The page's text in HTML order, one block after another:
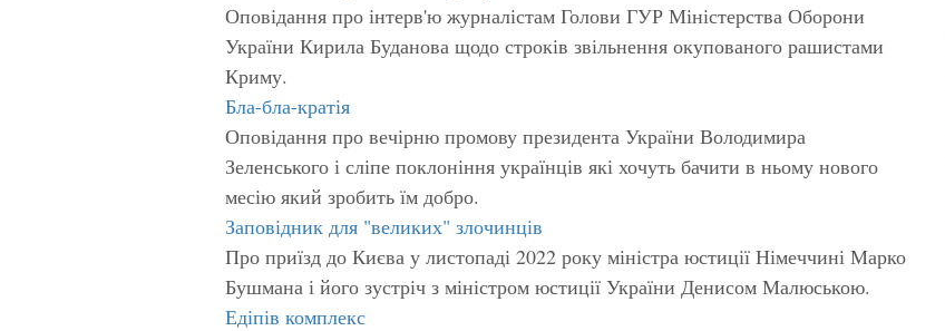
Оповідання про інтерв'ю журналістам Голови ГУР Міністерства Оборони
України Кирила Буданова щодо строків звільнення окупованого рашистами
Криму.
Бла-бла-кратія
Оповідання про вечірню промову президента України Володимира
Зеленського і сліпе поклоніння українців які хочуть бачити в ньому нового
месію який зробить їм добро.
Заповідник для "великих" злочинців
Про приїзд до Києва у листопаді 2022 року міністра юстиції Німеччині Марко
Бушмана і його зустріч з міністром юстиції України Денисом Малюською.
Едіпів комплекс